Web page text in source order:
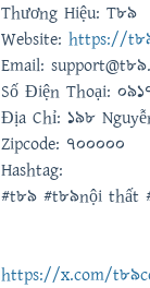
Thương Hiệu: T89
Website: https://
Email:
Số Điện Thoại:
Địa Chỉ: 198
Zipcode: 700000
Hashtag:
#t89 #t89nội thất
https://x.com/